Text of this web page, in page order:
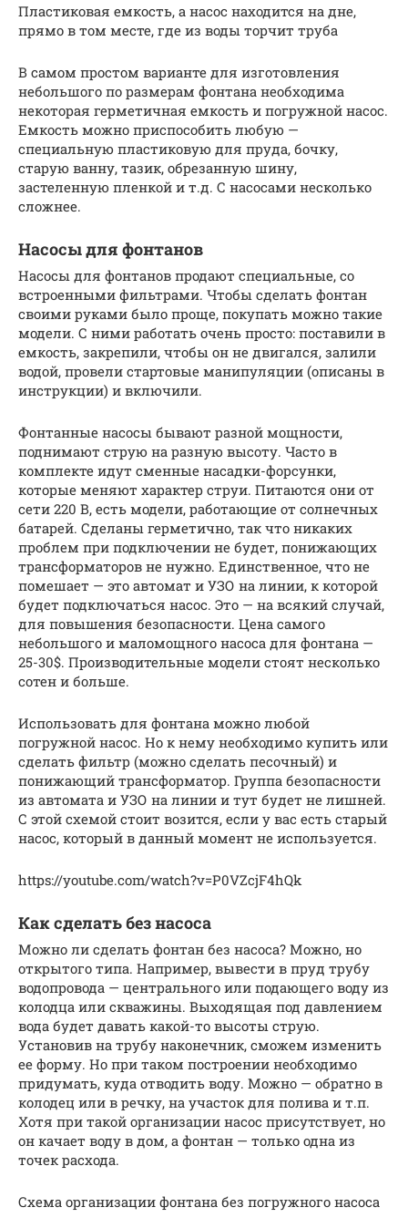
Пластиковая емкость, а насос находится на дне,
прямо в том месте, где из воды торчит труба
В самом простом варианте для изготовления
небольшого по размерам фонтана необходима
некоторая герметичная емкость и погружной насос.
Емкость можно приспособить любую —
специальную пластиковую для пруда, бочку,
старую ванну, тазик, обрезанную шину,
застеленную пленкой и т.д. С насосами несколько
сложнее.
Насосы для фонтанов
Насосы для фонтанов продают специальные, со
встроенными фильтрами. Чтобы сделать фонтан
своими руками было проще, покупать можно такие
модели. С ними работать очень просто: поставили в
емкость, закрепили, чтобы он не двигался, залили
водой, провели стартовые манипуляции (описаны в
инструкции) и включили.
Фонтанные насосы бывают разной мощности,
поднимают струю на разную высоту. Часто в
комплекте идут сменные насадки-форсунки,
которые меняют характер струи. Питаются они от
сети 220 В, есть модели, работающие от солнечных
батарей. Сделаны герметично, так что никаких
проблем при подключении не будет, понижающих
трансформаторов не нужно. Единственное, что не
помешает — это автомат и УЗО на линии, к которой
будет подключаться насос. Это — на всякий случай,
для повышения безопасности. Цена самого
небольшого и маломощного насоса для фонтана —
25-30$. Производительные модели стоят несколько
сотен и больше.
Использовать для фонтана можно любой
погружной насос. Но к нему необходимо купить или
сделать фильтр (можно сделать песочный) и
понижающий трансформатор. Группа безопасности
из автомата и УЗО на линии и тут будет не лишней.
С этой схемой стоит возится, если у вас есть старый
насос, который в данный момент не используется.
https://youtube.com/watch?v=P0VZcjF4hQk
Как сделать без насоса
Можно ли сделать фонтан без насоса? Можно, но
открытого типа. Например, вывести в пруд трубу
водопровода — центрального или подающего воду из
колодца или скважины. Выходящая под давлением
вода будет давать какой-то высоты струю.
Установив на трубу наконечник, сможем изменить
ее форму. Но при таком построении необходимо
придумать, куда отводить воду. Можно — обратно в
колодец или в речку, на участок для полива и т.п.
Хотя при такой организации насос присутствует, но
он качает воду в дом, а фонтан — только одна из
точек расхода.
Схема организации фонтана без погружного насоса